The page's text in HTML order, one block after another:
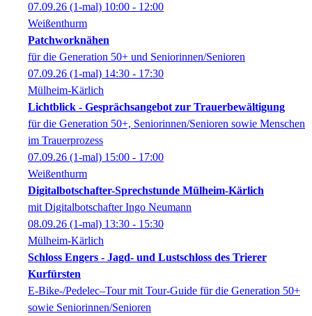
07.09.26 (1-mal) 10:00 - 12:00
Weißenthurm
Patchworknähen
für die Generation 50+ und Seniorinnen/Senioren
07.09.26 (1-mal) 14:30 - 17:30
Mülheim-Kärlich
Lichtblick - Gesprächsangebot zur Trauerbewältigung
für die Generation 50+, Seniorinnen/Senioren sowie Menschen
im Trauerprozess
07.09.26 (1-mal) 15:00 - 17:00
Weißenthurm
Digitalbotschafter-Sprechstunde Mülheim-Kärlich
mit Digitalbotschafter Ingo Neumann
08.09.26 (1-mal) 13:30 - 15:30
Mülheim-Kärlich
Schloss Engers - Jagd- und Lustschloss des Trierer
Kurfürsten
E-Bike-/Pedelec–Tour mit Tour-Guide für die Generation 50+
sowie Seniorinnen/Senioren